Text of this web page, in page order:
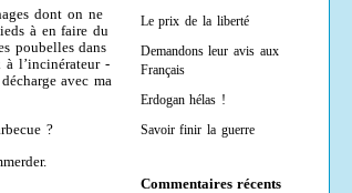
Le prix de la liberté
Demandons leur avis aux
Français
Erdogan hélas !
Savoir finir la guerre
Commentaires récents
dont on ne
à en faire du
poubelles dans
à l’incinérateur -
avec ma
?